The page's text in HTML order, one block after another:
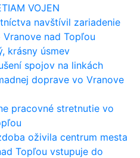
VOJEN
navštívil zariadenie
nad Topľou
krásny úsmev
spojov na linkách
doprave vo Vranove
pracovné stretnutie vo
oživila centrum mesta
Topľou vstupuje do